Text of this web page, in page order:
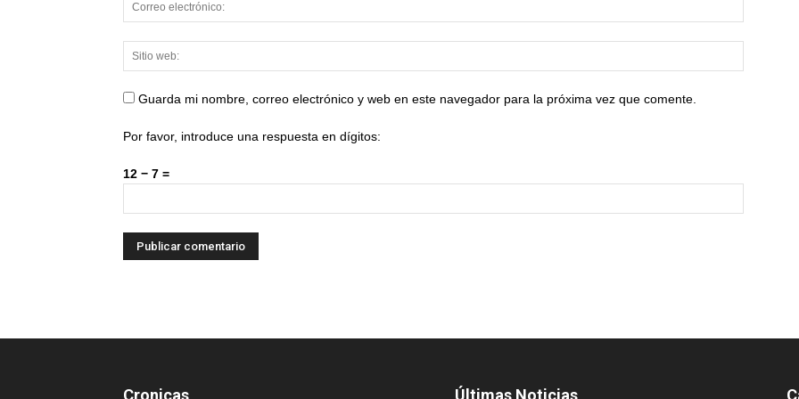
Guarda mi nombre, correo electrónico y web en este navegador para la próxima vez que comente.
Por favor, introduce una respuesta en dígitos:
12 − 7 =
Cronicas Últimas Noticias